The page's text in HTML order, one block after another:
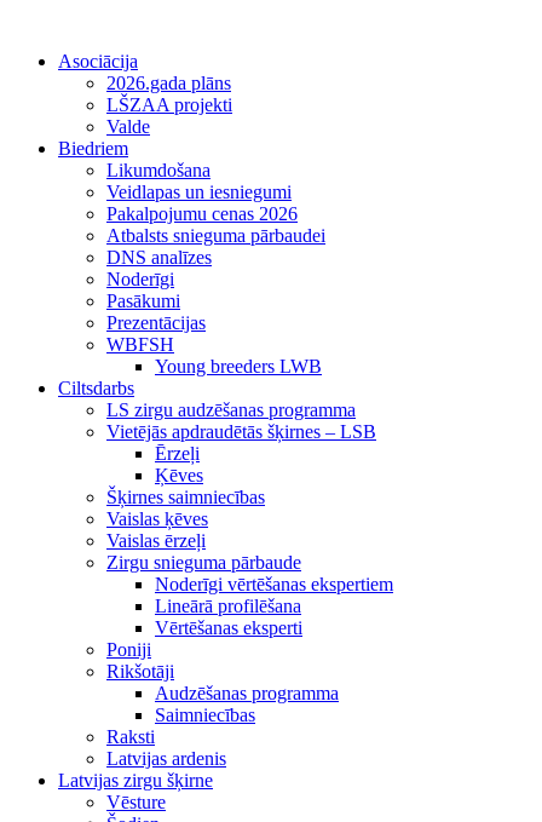
Asociācija
2026.gada plāns
LŠZAA projekti
Valde
Biedriem
Likumdošana
Veidlapas un iesniegumi
Pakalpojumu cenas 2026
Atbalsts snieguma pārbaudei
DNS analīzes
Noderīgi
Pasākumi
Prezentācijas
WBFSH
Young breeders LWB
Ciltsdarbs
LS zirgu audzēšanas programma
Vietējās apdraudētās šķirnes – LSB
Ērzeļi
Ķēves
Šķirnes saimniecības
Vaislas ķēves
Vaislas ērzeļi
Zirgu snieguma pārbaude
Noderīgi vērtēšanas ekspertiem
Lineārā profilēšana
Vērtēšanas eksperti
Poniji
Rikšotāji
Audzēšanas programma
Saimniecības
Raksti
Latvijas ardenis
Latvijas zirgu šķirne
Vēsture